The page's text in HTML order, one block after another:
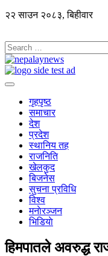
२२ साउन २०८३, बिहीवार
गृहपृष्ठ
समाचार
देश
प्रदेश
स्थानिय तह
राजनिति
खेलकुद
बिजनेस
सुचना प्रविधि
विश्व
मनाेरञ्जन
भिडियाे
हिमपातले अवरुद्ध